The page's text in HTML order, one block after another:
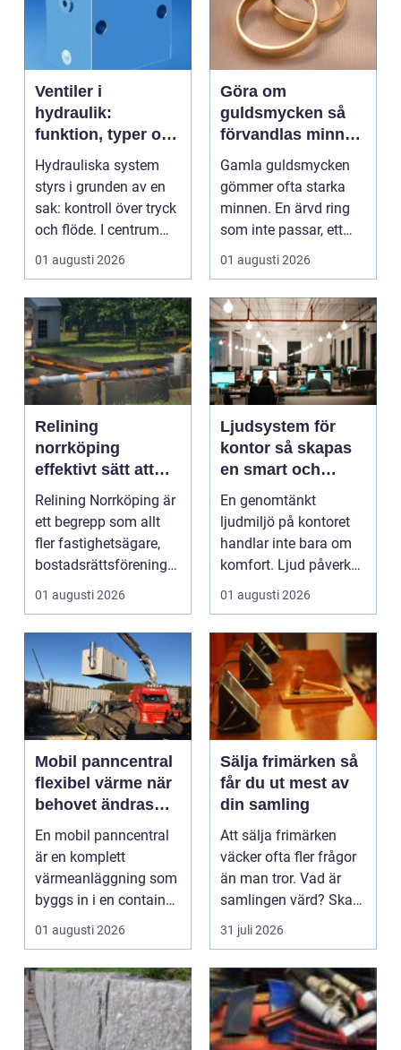
Ventiler i
hydraulik:
funktion, typer och
smarta val
Hydrauliska system
styrs i grunden av en
sak: kontroll över tryck
och flöde. I centrum
står Ventiler...
01 augusti 2026
Göra om
guldsmycken så
förvandlas minnen
till nya favoriter
Gamla guldsmycken
gömmer ofta starka
minnen. En ärvd ring
som inte passar, ett
armband som gått
sönd...
01 augusti 2026
Relining
norrköping
effektivt sätt att
förnya avloppsrör
utan stambyte
Relining Norrköping är
ett begrepp som allt
fler fastighetsägare,
bostadsrättsföreningar
och villaäg...
01 augusti 2026
Ljudsystem för
kontor så skapas
en smart och
hållbar ljudmiljö
En genomtänkt
ljudmiljö på kontoret
handlar inte bara om
komfort. Ljud påverkar
koncentration, stres...
01 augusti 2026
Mobil panncentral
flexibel värme när
behovet ändras
snabbt
En mobil panncentral
är en komplett
värmeanläggning som
byggs in i en container
eller trailer och ko...
01 augusti 2026
Sälja frimärken så
får du ut mest av
din samling
Att sälja frimärken
väcker ofta fler frågor
än man tror. Vad är
samlingen värd? Ska
man sälja allt p...
31 juli 2026